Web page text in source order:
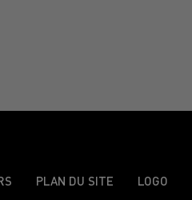
PLAN DU SITE LOGO